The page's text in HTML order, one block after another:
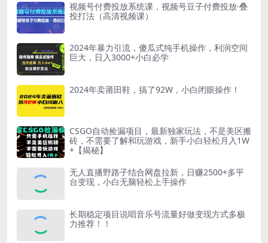
视频号付费投放系统课，视频号豆子付费投放·叠
投打法（高清视频课）
2024年暴力引流，傻瓜式纯手机操作，利润空间
巨大，日入3000+小白必学
2024年卖莆田鞋，搞了92W，小白闭眼操作！
CSGO自动捡漏项目，最新独家玩法，不是美区搬
砖，不需要了解和玩游戏，新手小白轻松月入1W
+【揭秘】
无人直播野路子结合网盘拉新，日赚2500+多平
台变现，小白无脑轻松上手操作
长期稳定项目说唱音乐号流量好做变现方式多极
力推荐！！